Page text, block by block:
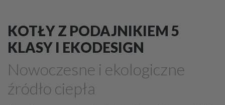
Rekuperacja, pompy ciepła
Wodno-kanalizacyjne usługi
Automatyka domowa
Grzejniki
Hydraulika
Energetyczne instalacje, urządzenia
KOTŁY Z PODAJNIKIEM 5
KLASY I EKODESIGN
Nowoczesne i ekologiczne
źródło ciepła